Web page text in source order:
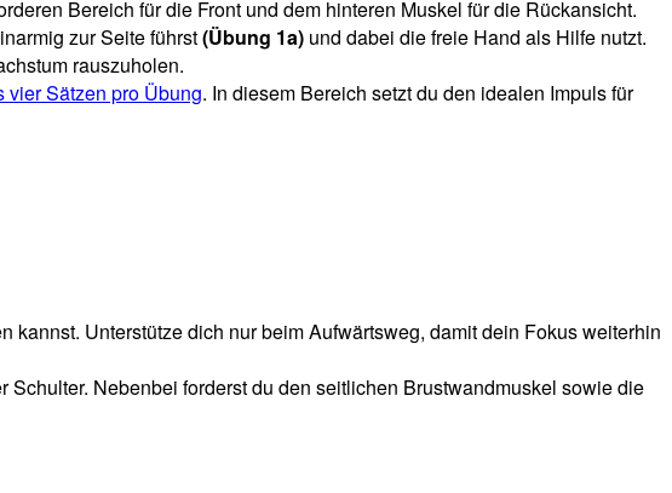
Bereich für die Front und dem hinteren Muskel für die Rückansicht.
zur Seite führst(Übung 1a) und dabei die freie Hand als Hilfe nutzt.
rauszuholen.
Sätzen pro Übung. In diesem Bereich setzt du den idealen Impuls für
Unterstütze dich nur beim Aufwärtsweg, damit dein Fokus weiterhin
Nebenbei forderst du den seitlichen Brustwandmuskel sowie die